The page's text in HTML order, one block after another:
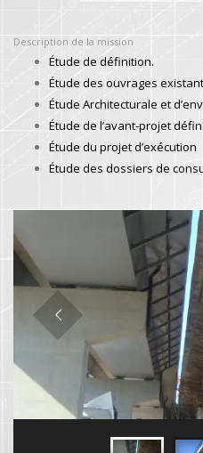
Description de la mission
Étude de définition.
Étude des ouvrages
Étude Architecturale et
Étude de l’avant-projet
Étude du projet d’exécution
Étude des dossiers de